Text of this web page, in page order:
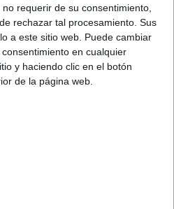
requerir de su consentimiento,
rechazar tal procesamiento. Sus
a este sitio web. Puede cambiar
en cualquier
y haciendo clic en el botón
de la página web.
no solo por lo que daba en el
por su gran sentido del
que hace falta en estos
sonreír a todos con sus